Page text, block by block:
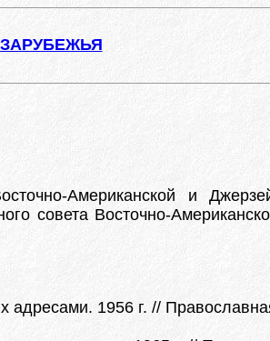
Американской и
совета Восточно-
адресами. 1956 г. //